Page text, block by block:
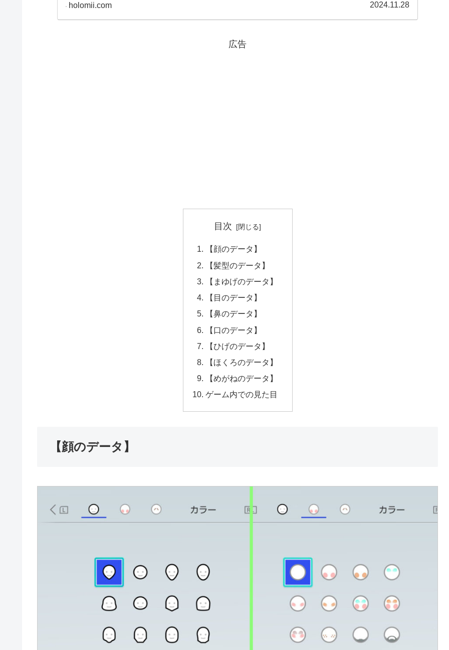
holomii.com 2024.11.28
広告
目次
【顔のデータ】
【髪型のデータ】
【まゆげのデータ】
【目のデータ】
【鼻のデータ】
【口のデータ】
【ひげのデータ】
【ほくろのデータ】
【めがねのデータ】
ゲーム内での見た目
【顔のデータ】